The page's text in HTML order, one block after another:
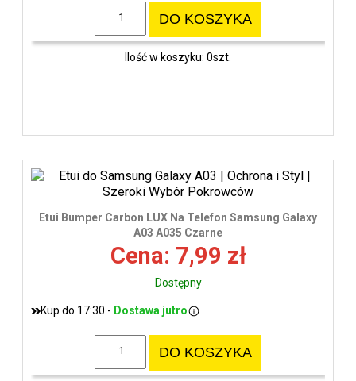
DO KOSZYKA
Ilość w koszyku: 0szt.
Etui Bumper Carbon LUX Na Telefon Samsung Galaxy
A03 A035 Czarne
Cena: 7,99 zł
Dostępny
Kup do 17:30 - Dostawa jutro
DO KOSZYKA